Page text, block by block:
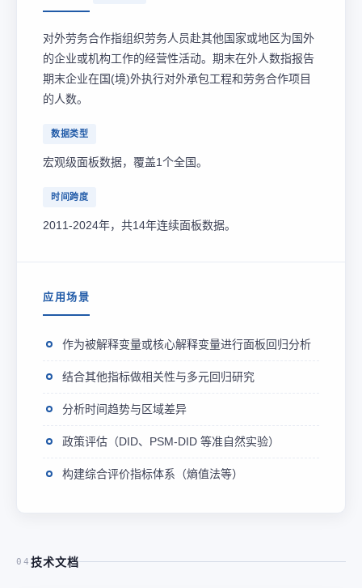
对外劳务合作指组织劳务人员赴其他国家或地区为国外
的企业或机构工作的经营性活动。期末在外人数指报告
期末企业在国(境)外执行对外承包工程和劳务合作项目
的人数。
数据类型
宏观级面板数据，覆盖1个全国。
时间跨度
2011-2024年，共14年连续面板数据。
应用场景
作为被解释变量或核心解释变量进行面板回归分析
结合其他指标做相关性与多元回归研究
分析时间趋势与区域差异
政策评估（DID、PSM-DID 等准自然实验）
构建综合评价指标体系（熵值法等）
04 技术文档